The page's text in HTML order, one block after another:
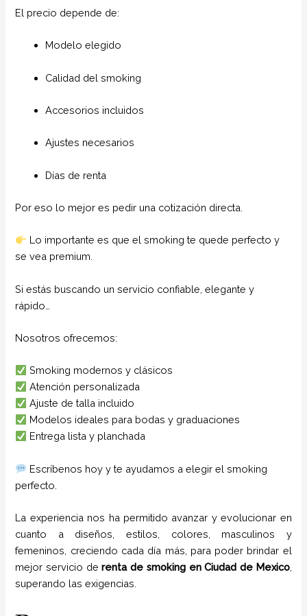
El precio depende de:
Modelo elegido
Calidad del smoking
Accesorios incluidos
Ajustes necesarios
Días de renta
Por eso lo mejor es pedir una cotización directa.
Lo importante es que el smoking te quede perfecto y
se vea premium.
Si estás buscando un servicio confiable, elegante y
rápido…
Nosotros ofrecemos:
Smoking modernos y clásicos
Atención personalizada
Ajuste de talla incluido
Modelos ideales para bodas y graduaciones
Entrega lista y planchada
Escríbenos hoy y te ayudamos a elegir el smoking
perfecto.
La experiencia nos ha permitido avanzar y evolucionar en
cuanto a diseños, estilos, colores, masculinos y
femeninos, creciendo cada día más, para poder brindar el
mejor servicio derenta de smoking en Ciudad de Mexico,
superando las exigencias.